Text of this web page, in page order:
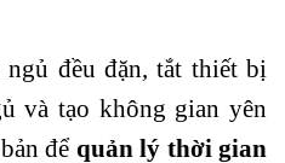
đều đặn, tắt thiết bị
và tạo không gian yên
để quản lý thời gian